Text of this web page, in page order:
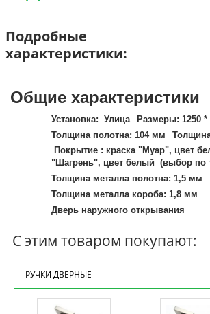
Подробные
характеристики:
Общие характеристики
Установка: Улица
Размеры: 1250
Толщина полотна: 104 мм
Покрытие : краска "Муар", цвет
"Шагрень", цвет белый (выбор по
Толщина металла полотна: 1,5 мм
Толщина металла короба: 1,8 мм
Дверь наружного открывания
дерево", патина (цвет на
Отделка внутри: ArtWood panel 16
"Слоновая кость" (цвет на
(влагостойкая), эмаль(цвет на
Количество контуров уплотнения:
С этим товаром покупают:
РУЧКИ ДВЕРНЫЕ